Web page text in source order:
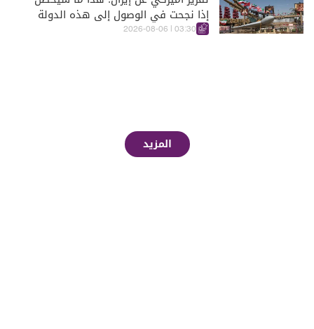
إذا نجحت في الوصول إلى هذه الدولة
الآسيويّة
03:30 | 2026-08-06
المزيد